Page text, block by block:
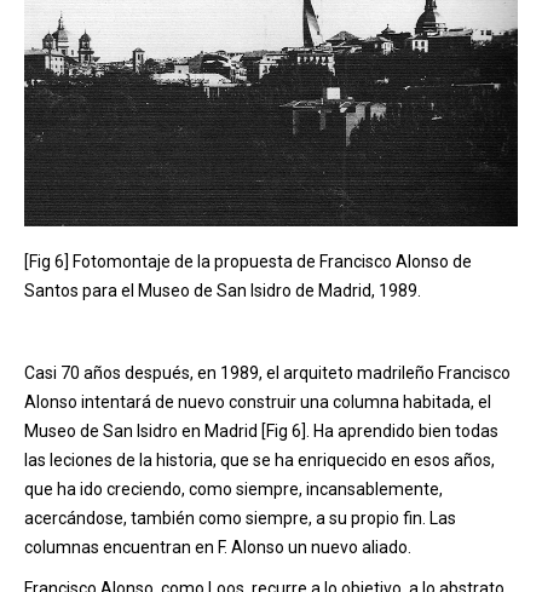
[Fig 6] Fotomontaje de la propuesta de Francisco Alonso de
Santos para el Museo de San Isidro de Madrid, 1989.
Casi 70 años después, en 1989, el arquiteto madrileño Francisco
Alonso intentará de nuevo construir una columna habitada, el
Museo de San Isidro en Madrid [Fig 6]. Ha aprendido bien todas
las leciones de la historia, que se ha enriquecido en esos años,
que ha ido creciendo, como siempre, incansablemente,
acercándose, también como siempre, a su propio fin. Las
columnas encuentran en F. Alonso un nuevo aliado.